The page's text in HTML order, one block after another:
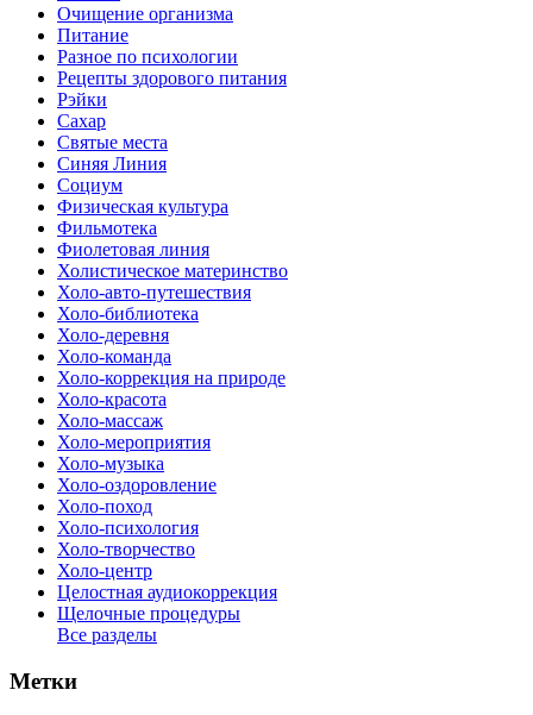
Очищение организма
Питание
Разное по психологии
Рецепты здорового питания
Рэйки
Сахар
Святые места
Синяя Линия
Социум
Физическая культура
Фильмотека
Фиолетовая линия
Холистическое материнство
Холо-авто-путешествия
Холо-библиотека
Холо-деревня
Холо-команда
Холо-коррекция на природе
Холо-красота
Холо-массаж
Холо-мероприятия
Холо-музыка
Холо-оздоровление
Холо-поход
Холо-психология
Холо-творчество
Холо-центр
Целостная аудиокоррекция
Щелочные процедуры
Все разделы
Метки